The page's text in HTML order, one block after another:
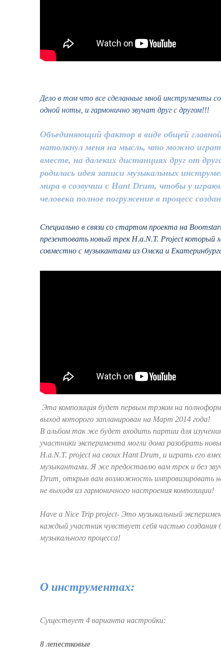
Дело в том что все сделанные мной инструменты
одной ноты, и гармонично звучат друг с другом!!!
Объединяющий фактор в виде общей
натолкнул меня на мысль, что можно
вместе, на далеких дистанциях друг от
родилась идея записи музыкальных
мира в созвучии с Hant Drum, чтобы у
человека полное погружение в процесс
Специально в связи со стартом проекта на
презентовать новый трек H.a.N.T. Project который
совместно с музыкантами из Омска и
Эта композиция будет первым трэком на
выход которого запланирован на Март 2014 года!
В альбом так же будет входить партии для
участники эксперимента могли дома разобрать
H.a.N.T. project на своих Hant Drum, и играть его
музыкантами. Я же предоставлю вам трек и без
Drum, открыв вам возможность импровизировать
не выходя из гармоничного настроения композиции!
Have a Nice Trip project- Это музыкальный
каждый участник чувствует себя частью создания
музыкального процесса!
О инструментах:
Cуществует 4 варианта настройки:
8 лепестковые